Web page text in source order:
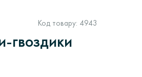
Код товару: 4943
гвоздики